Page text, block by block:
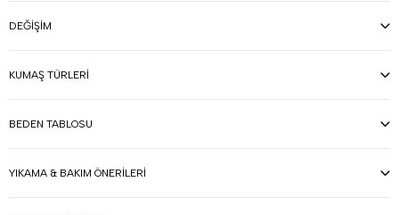
DEĞIŞIM
KUMAŞ TÜRLERI
BEDEN TABLOSU
YIKAMA & BAKIM ÖNERILERI